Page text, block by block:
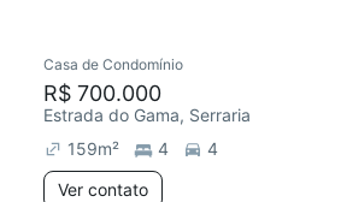
Casa de Condomínio
R$ 700.000
Estrada do Gama, Serraria
159m² 4
4
Ver contato